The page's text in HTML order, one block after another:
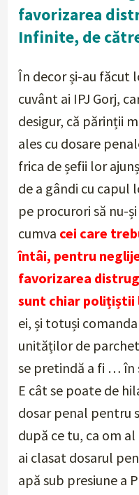
favorizarea
Infinite, de
În decor și-au făcut
cuvânt ai IPJ Gorj,
desigur, că părinții
ales cu dosare
frica de șefii lor
de a gândi cu capul
pe procurori să nu-
cumva cei care
întâi, pentru
favorizarea
sunt chiar polițiștii
ei, și totuși
unităților de
se pretindă a fi … în
E cât se poate de
dosar penal pentru
după ce tu, ca om
ai clasat dosarul
apă sub presiune a